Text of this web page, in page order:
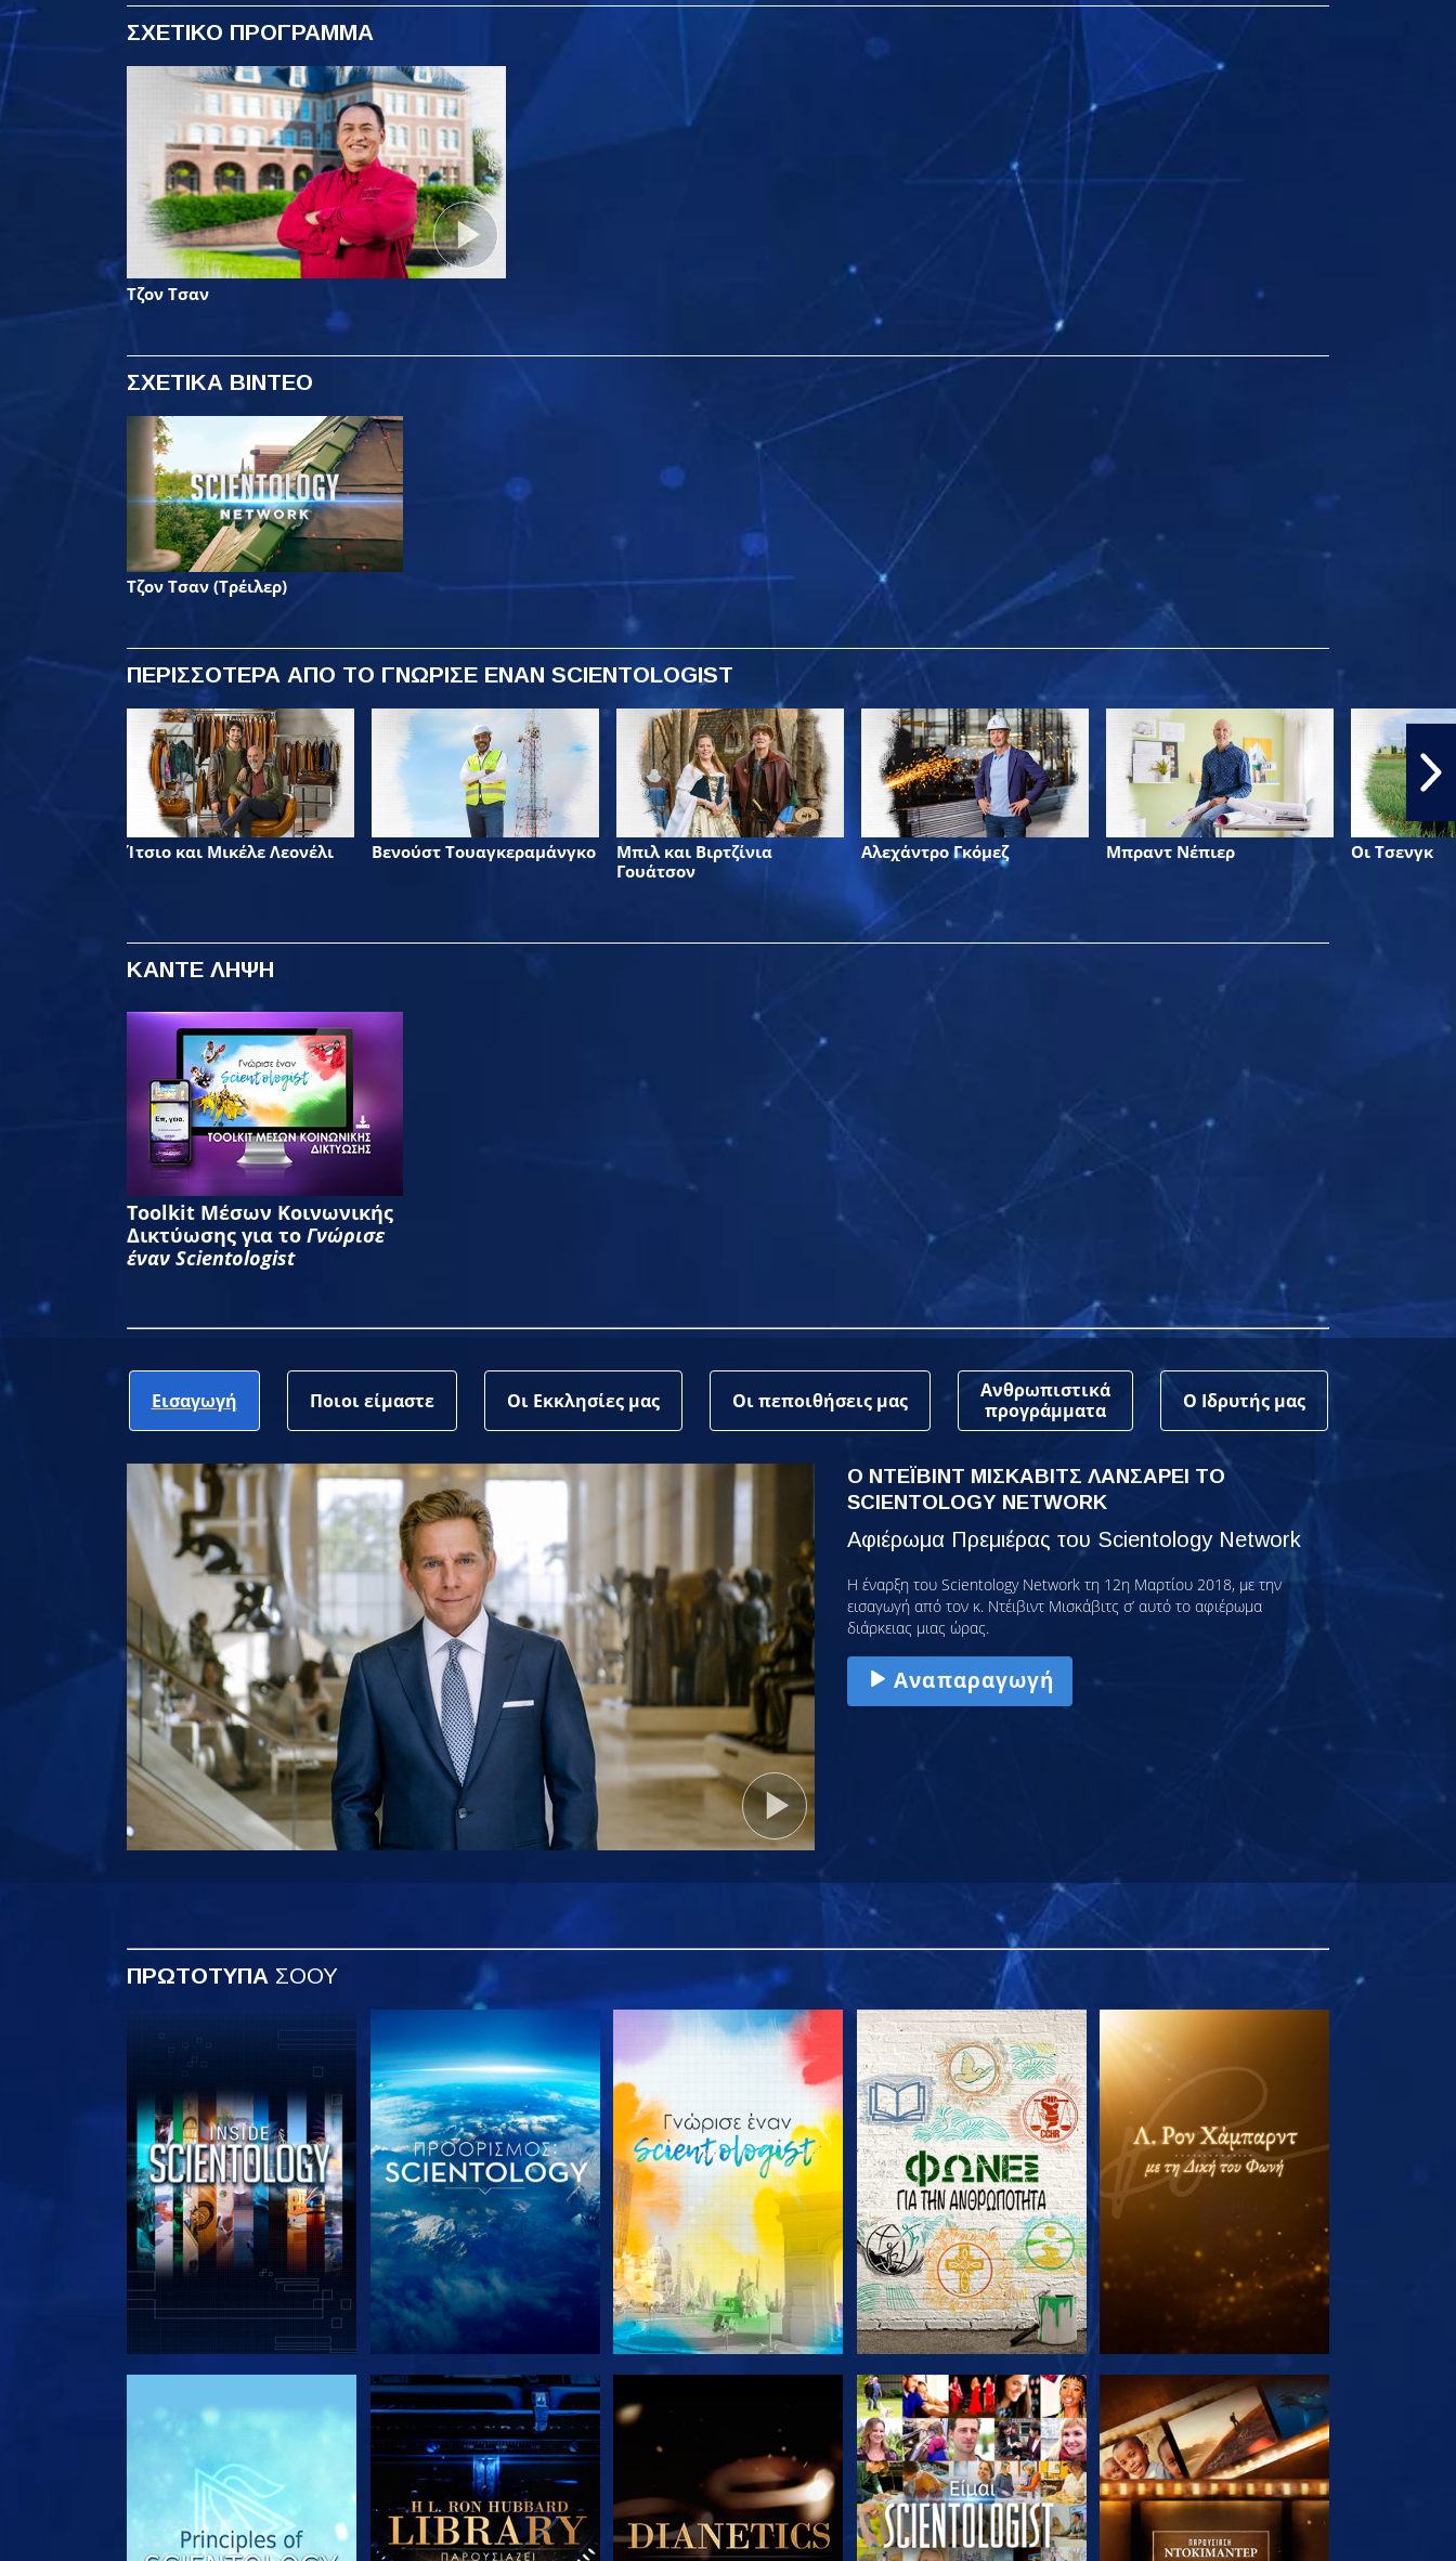
ΣΧΕΤΙΚΟ ΠΡΟΓΡΑΜΜΑ
Τζον Τσαν
ΣΧΕΤΙΚΑ ΒΙΝΤΕΟ
Τζον Τσαν (Τρέιλερ)
ΠΕΡΙΣΣΟΤΕΡΑ ΑΠΟ ΤΟ ΓΝΩΡΙΣΕ ΕΝΑΝ SCIENTOLOGIST
Ίτσιο και Μικέλε Λεονέλι Βενούστ Τουαγκεραμάνγκο
Μπιλ και Βιρτζίνια
Γουάτσον
Αλεχάντρο Γκόμεζ Μπραντ Νέπιερ Οι Τσενγκ
ΚΑΝΤΕ ΛΗΨΗ
Toolkit Μέσων Κοινωνικής
Δικτύωσης για το Γνώρισε
έναν Scientologist
Εισαγωγή Ποιοι είμαστε Οι Εκκλησίες μας Οι πεποιθήσεις μας
Ανθρωπιστικά
προγράμματα
Ο Ιδρυτής μας
Ο ΝΤΕΪΒΙΝΤ ΜΙΣΚΑΒΙΤΣ ΛΑΝΣΑΡΕΙ ΤΟ
SCIENTOLOGY NETWORK
Αφιέρωμα Πρεμιέρας του Scientology Network
Η έναρξη του Scientology Network τη 12η Μαρτίου 2018, με την
εισαγωγή από τον κ. Ντέιβιντ Μισκάβιτς σ’ αυτό το αφιέρωμα
διάρκειας μιας ώρας.
Αναπαραγωγή
ΠΡΩΤΟΤΥΠΑ ΣΟΟΥ
ΕΞΕΡΕΥΝΗΣΤΕ ΤΗ ΣΕΙΡΑ ΕΞΕΡΕΥΝΗΣΤΕ ΤΗ ΣΕΙΡΑ ΕΞΕΡΕΥΝΗΣΤΕ ΤΗ ΣΕΙΡΑ ΕΞΕΡΕΥΝΗΣΤΕ ΤΗ ΣΕΙΡΑ ΕΞΕΡΕΥΝΗΣΤΕ ΤΗ ΣΕΙΡΑ